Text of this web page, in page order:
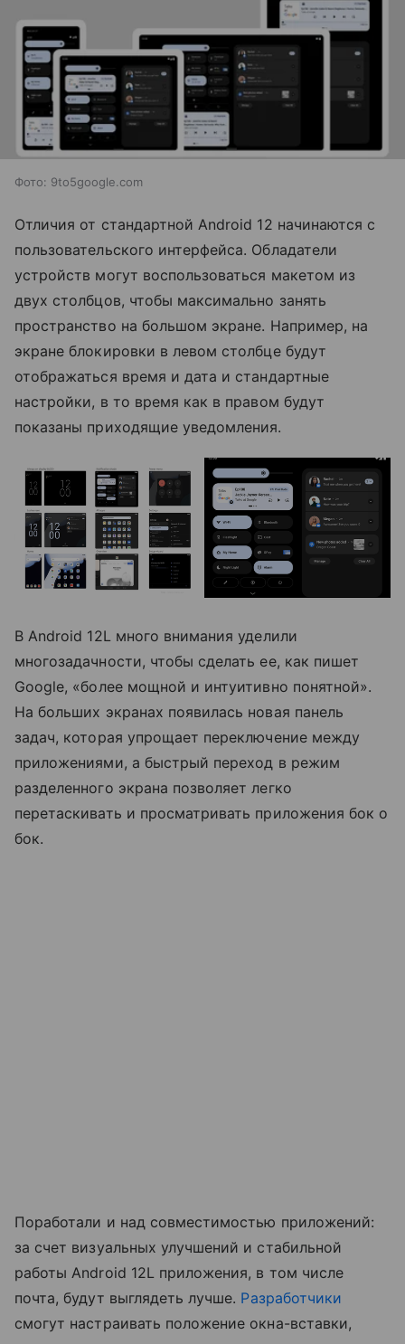
Фото: 9to5google.com
Отличия от стандартной Android 12 начинаются с
пользовательского интерфейса. Обладатели
устройств могут воспользоваться макетом из
двух столбцов, чтобы максимально занять
пространство на большом экране. Например, на
экране блокировки в левом столбце будут
отображаться время и дата и стандартные
настройки, в то время как в правом будут
показаны приходящие уведомления.
В Android 12L много внимания уделили
многозадачности, чтобы сделать ее, как пишет
Google, «более мощной и интуитивно понятной».
На больших экранах появилась новая панель
задач, которая упрощает переключение между
приложениями, а быстрый переход в режим
разделенного экрана позволяет легко
перетаскивать и просматривать приложения бок о
бок.
Поработали и над совместимостью приложений:
за счет визуальных улучшений и стабильной
работы Android 12L приложения, в том числе
почта, будут выглядеть лучше. Разработчики
смогут настраивать положение окна-вставки,